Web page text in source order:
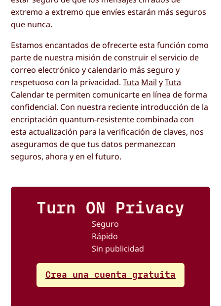
extremo a extremo que envíes estarán más seguros
que nunca.
Estamos encantados de ofrecerte esta función como
parte de nuestra misión de construir el servicio de
correo electrónico y calendario más seguro y
respetuoso con la privacidad.Tuta Mail yTuta
Calendar te permiten comunicarte en línea de forma
confidencial. Con nuestra reciente introducción de la
encriptación quantum-resistente combinada con
esta actualización para la verificación de claves, nos
aseguramos de que tus datos permanezcan
seguros, ahora y en el futuro.
Turn ON Privacy
Seguro
Rápido
Sin publicidad
Crea una cuenta gratuita